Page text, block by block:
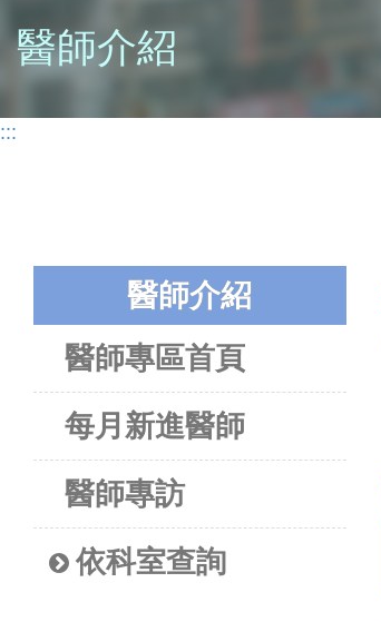
醫師介紹
:::
醫師介紹
醫師專區首頁
每月新進醫師
醫師專訪
依科室查詢